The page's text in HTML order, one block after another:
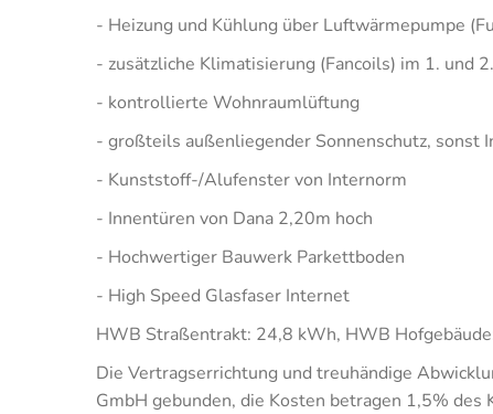
- Heizung und Kühlung über Luftwärmepumpe
- zusätzliche Klimatisierung (Fancoils) im 1. und
- kontrollierte Wohnraumlüftung
- großteils außenliegender Sonnenschutz, sonst
- Kunststoff-/Alufenster von Internorm
- Innentüren von Dana 2,20m hoch
- Hochwertiger Bauwerk Parkettboden
- High Speed Glasfaser Internet
HWB Straßentrakt: 24,8 kWh, HWB
Die Vertragserrichtung und treuhändige
GmbH gebunden, die Kosten betragen 1,5% des